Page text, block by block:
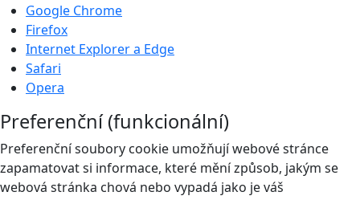
Google Chrome
Firefox
Internet Explorer a Edge
Safari
Opera
Preferenční (funkcionální)
Preferenční soubory cookie umožňují webové stránce
zapamatovat si informace, které mění způsob, jakým se
webová stránka chová nebo vypadá jako je váš